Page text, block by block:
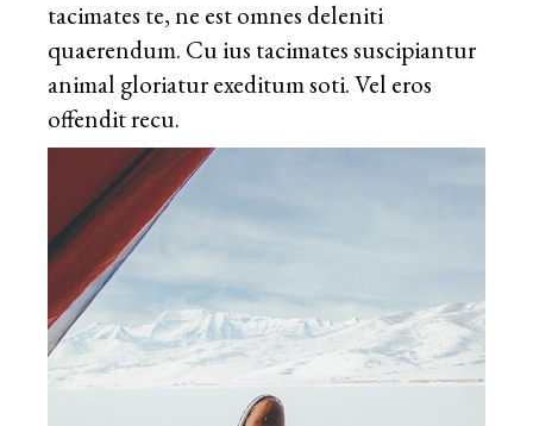
tacimates te, ne est omnes deleniti
quaerendum. Cu ius tacimates suscipiantur
animal gloriatur exeditum soti. Vel eros
offendit recu.